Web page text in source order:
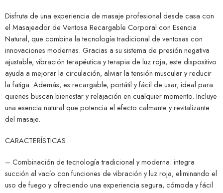
Disfruta de una experiencia de masaje profesional desde casa con
el Masajeador de Ventosa Recargable Corporal con Esencia
Natural, que combina la tecnología tradicional de ventosas con
innovaciones modernas. Gracias a su sistema de presión negativa
ajustable, vibración terapéutica y terapia de luz roja, este dispositivo
ayuda a mejorar la circulación, aliviar la tensión muscular y reducir
la fatiga. Además, es recargable, portátil y fácil de usar, ideal para
quienes buscan bienestar y relajación en cualquier momento. Incluye
una esencia natural que potencia el efecto calmante y revitalizante
del masaje.
CARACTERÍSTICAS:
– Combinación de tecnología tradicional y moderna: integra
succión al vacío con funciones de vibración y luz roja, eliminando el
uso de fuego y ofreciendo una experiencia segura, cómoda y fácil